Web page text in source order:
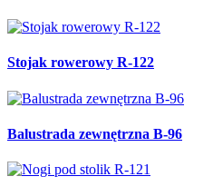
Stojak rowerowy R-122
Balustrada zewnętrzna B-96